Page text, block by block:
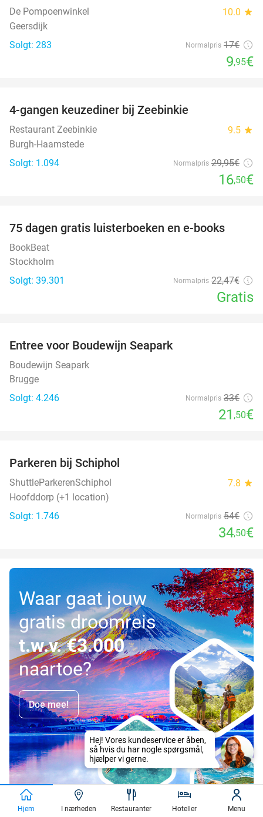
De Pompoenwinkel 10.0 star
Geersdijk
Solgt: 283
Normalpris 17€
9,95€
4-gangen keuzediner bij Zeebinkie
Restaurant Zeebinkie 9.5 star
Burgh-Haamstede
Solgt: 1.094
Normalpris 29,95€
16,50€
75 dagen gratis luisterboeken en e-books
BookBeat
Stockholm
Solgt: 39.301
Normalpris 22,47€
Gratis
Entree voor Boudewijn Seapark
Boudewijn Seapark
Brugge
Solgt: 4.246
Normalpris 33€
21 ,50€
Parkeren bij Schiphol
ShuttleParkerenSchiphol 7.8 star
Hoofddorp (+1 location)
Solgt: 1.746
Normalpris 54€
34,50€
Waar gaat jouw
gratis droomreis
t.w.v. €3.000
naartoe?
Doe mee!
Hjem I nærheden Restauranter Hoteller Menu